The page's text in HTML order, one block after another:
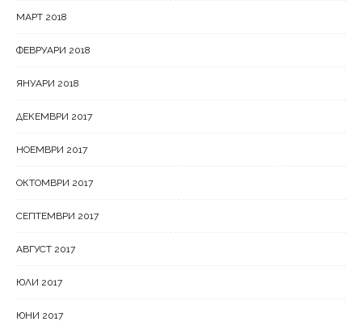
МАРТ 2018
ФЕВРУАРИ 2018
ЯНУАРИ 2018
ДЕКЕМВРИ 2017
НОЕМВРИ 2017
ОКТОМВРИ 2017
СЕПТЕМВРИ 2017
АВГУСТ 2017
ЮЛИ 2017
ЮНИ 2017